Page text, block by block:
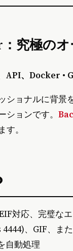
究極の
API、Docker •
ショナルに背景
ョンです。
。
対応、完璧な
4444)、GIF、
自動処理